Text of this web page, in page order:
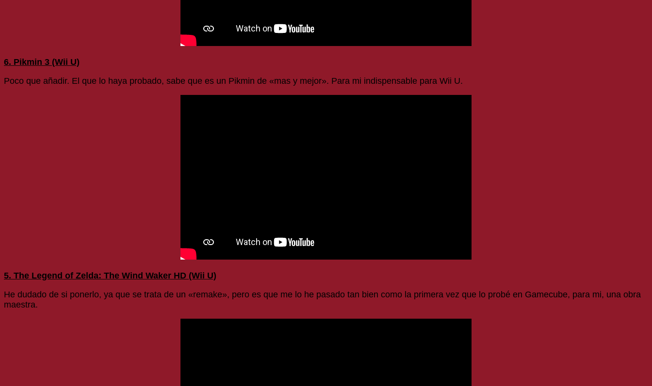
6. Pikmin 3 (Wii U)
Poco que añadir. El que lo haya probado, sabe que es un Pikmin de «mas y mejor». Para mi indispensable para Wii U.
5. The Legend of Zelda: The Wind Waker HD (Wii U)
He dudado de si ponerlo, ya que se trata de un «remake», pero es que me lo he pasado tan bien como la primera vez que lo probé en Gamecube, para mi, una obra
maestra.